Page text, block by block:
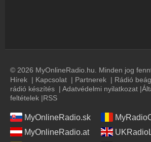
© 2026 MyOnlineRadio.hu. Minden jog
Hírek | Kapcsolat | Partnerek | Rádió
rádió készítés | Adatvédelmi nyilatkozat |
feltételek |RSS
MyOnlineRadio.sk
MyOnlineRadio.at